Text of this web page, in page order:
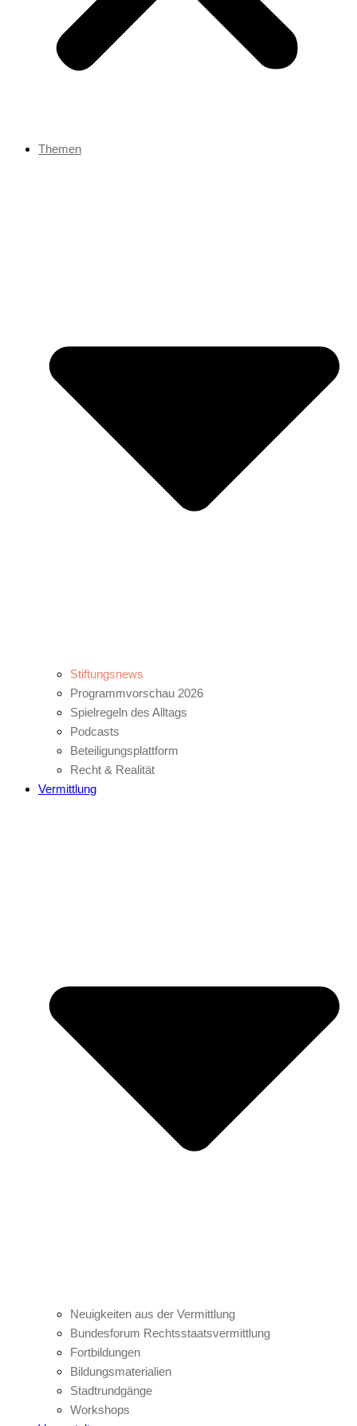
Themen
Stiftungsnews
Programmvorschau 2026
Spielregeln des Alltags
Podcasts
Beteiligungsplattform
Recht & Realität
Vermittlung
Neuigkeiten aus der Vermittlung
Bundesforum Rechtsstaatsvermittlung
Fortbildungen
Bildungsmaterialien
Stadtrundgänge
Workshops